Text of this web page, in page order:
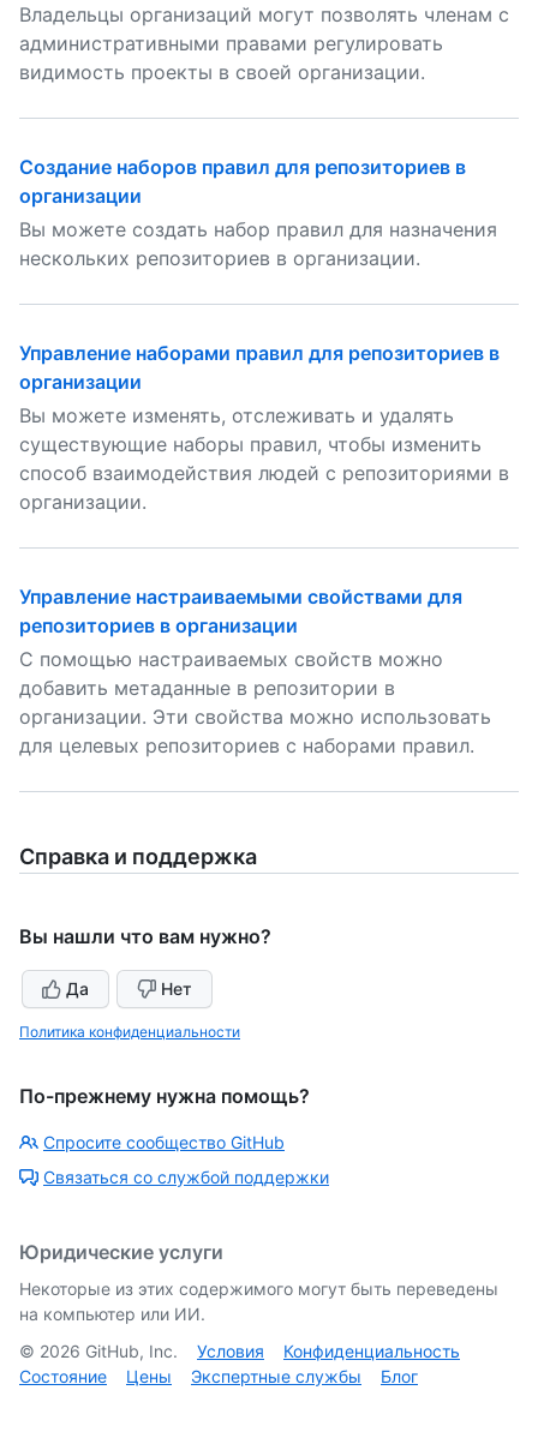
Владельцы организаций могут позволять членам с
административными правами регулировать
видимость проекты в своей организации.
Создание наборов правил для репозиториев в
организации
Вы можете создать набор правил для назначения
нескольких репозиториев в организации.
Управление наборами правил для репозиториев в
организации
Вы можете изменять, отслеживать и удалять
существующие наборы правил, чтобы изменить
способ взаимодействия людей с репозиториями в
организации.
Управление настраиваемыми свойствами для
репозиториев в организации
С помощью настраиваемых свойств можно
добавить метаданные в репозитории в
организации. Эти свойства можно использовать
для целевых репозиториев с наборами правил.
Справка и поддержка
Вы нашли что вам нужно?
Да Нет
Политика конфиденциальности
По-прежнему нужна помощь?
Спросите сообщество GitHub
Связаться со службой поддержки
Юридические услуги
Некоторые из этих содержимого могут быть переведены
на компьютер или ИИ.
© 2026 GitHub, Inc. Условия
Конфиденциальность
Состояние
Цены Экспертные службы Блог